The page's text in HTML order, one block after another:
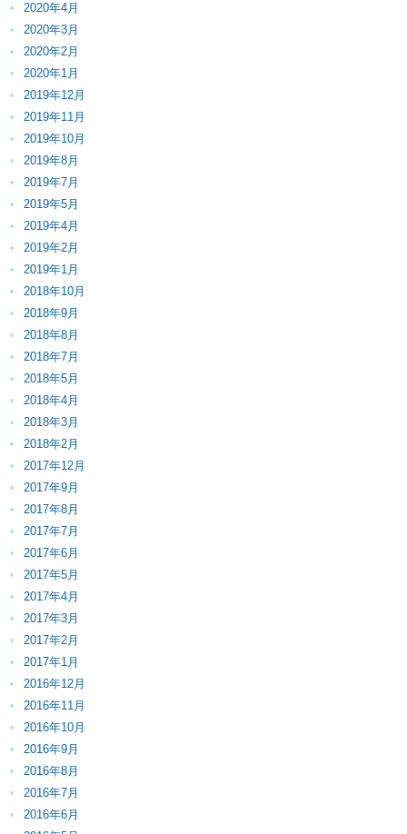
2020年4月
2020年3月
2020年2月
2020年1月
2019年12月
2019年11月
2019年10月
2019年8月
2019年7月
2019年5月
2019年4月
2019年2月
2019年1月
2018年10月
2018年9月
2018年8月
2018年7月
2018年5月
2018年4月
2018年3月
2018年2月
2017年12月
2017年9月
2017年8月
2017年7月
2017年6月
2017年5月
2017年4月
2017年3月
2017年2月
2017年1月
2016年12月
2016年11月
2016年10月
2016年9月
2016年8月
2016年7月
2016年6月